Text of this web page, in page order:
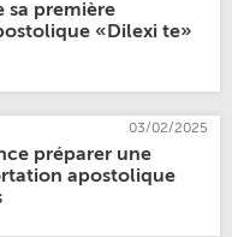
sa première
«Dilexi te»
03/02/2025
préparer une
apostolique